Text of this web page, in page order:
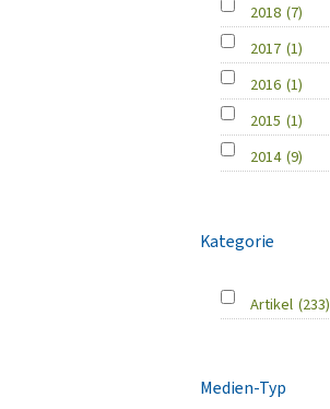
2018 (7)
2017 (1)
2016 (1)
2015 (1)
2014 (9)
Kategorie
Artikel (233)
Medien-Typ